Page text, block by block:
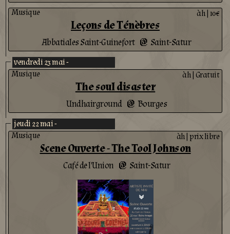
Musique
Leçons de Ténèbres
Abbatiales Saint-Guinefort @ Saint-Satur
àh| 10€
vendredi 23 mai -
Musique
The soul disaster
Undhairground @ Bourges
àh|Gratuit
jeudi 22 mai -
Musique
Scene Ouverte - The Tool Johnson
Café de l'Union @ Saint-Satur
àh|prix libre